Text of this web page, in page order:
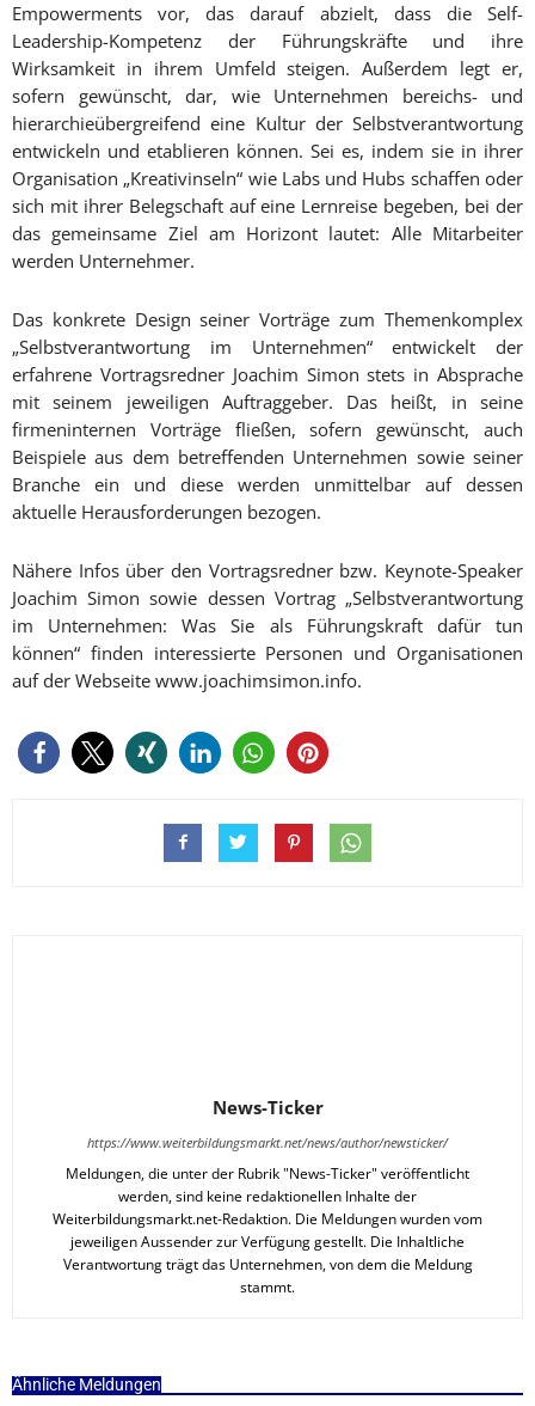
Empowerments vor, das darauf abzielt, dass die Self-
Leadership-Kompetenz der Führungskräfte und ihre
Wirksamkeit in ihrem Umfeld steigen. Außerdem legt er,
sofern gewünscht, dar, wie Unternehmen bereichs- und
hierarchieübergreifend eine Kultur der Selbstverantwortung
entwickeln und etablieren können. Sei es, indem sie in ihrer
Organisation „Kreativinseln“ wie Labs und Hubs schaffen oder
sich mit ihrer Belegschaft auf eine Lernreise begeben, bei der
das gemeinsame Ziel am Horizont lautet: Alle Mitarbeiter
werden Unternehmer.
Das konkrete Design seiner Vorträge zum Themenkomplex
„Selbstverantwortung im Unternehmen“ entwickelt der
erfahrene Vortragsredner Joachim Simon stets in Absprache
mit seinem jeweiligen Auftraggeber. Das heißt, in seine
firmeninternen Vorträge fließen, sofern gewünscht, auch
Beispiele aus dem betreffenden Unternehmen sowie seiner
Branche ein und diese werden unmittelbar auf dessen
aktuelle Herausforderungen bezogen.
Nähere Infos über den Vortragsredner bzw. Keynote-Speaker
Joachim Simon sowie dessen Vortrag „Selbstverantwortung
im Unternehmen: Was Sie als Führungskraft dafür tun
können“ finden interessierte Personen und Organisationen
auf der Webseite www.joachimsimon.info.
News-Ticker
https://www.weiterbildungsmarkt.net/news/author/newsticker/
Meldungen, die unter der Rubrik "News-Ticker" veröffentlicht
werden, sind keine redaktionellen Inhalte der
Weiterbildungsmarkt.net-Redaktion. Die Meldungen wurden vom
jeweiligen Aussender zur Verfügung gestellt. Die Inhaltliche
Verantwortung trägt das Unternehmen, von dem die Meldung
stammt.
Ähnliche Meldungen